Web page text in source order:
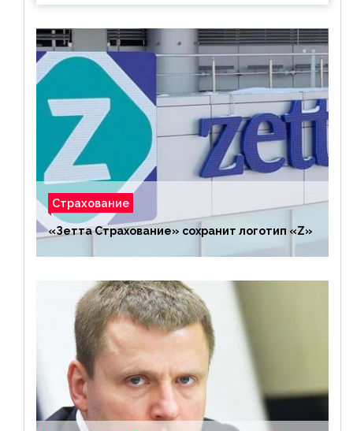
Страхование
«Зетта Страхование» сохранит логотип «Z»